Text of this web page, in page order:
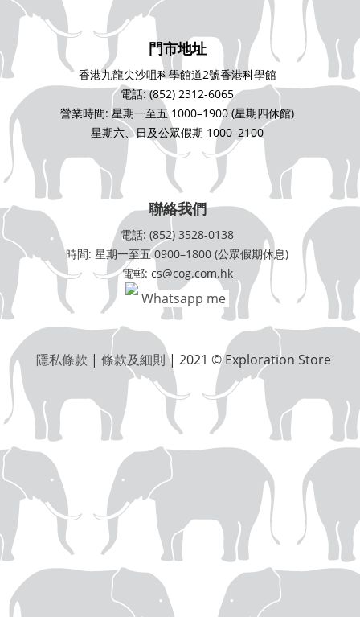
門市地址
香港九龍尖沙咀科學館道2號香港科學館
電話: (852) 2312-6065
營業時間: 星期一至五 1000–1900 (星期四休館)
星期六、日及公眾假期 1000–2100
聯絡我們
電話: (852) 3528-0138
時間: 星期一至五 0900–1800 (公眾假期休息)
電郵: cs@cog.com.hk
Whatsapp me
隱私條款 | 條款及細則| 2021 © Exploration Store